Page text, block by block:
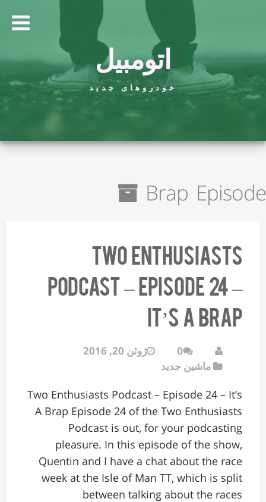
اتومبیل
خودروهای جدید
Brap Episode
Two Enthusiasts
Podcast – Episode 24 –
It’s A Brap
0
ژوئن 20, 2016
ماشین جدید
Two Enthusiasts Podcast – Episode 24 – It’s
A Brap Episode 24 of the Two Enthusiasts
Podcast is out, for your podcasting
pleasure. In this episode of the show,
Quentin and I have a chat about the race
week at the Isle of Man TT, which is split
between talking about the races